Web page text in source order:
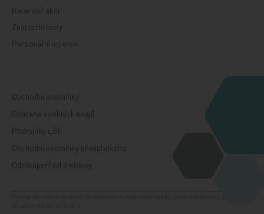
Kalendář akcí
Znalostní testy
Personální inzerce
Obchodní podmínky
Ochrana osobních údajů
Podmínky užití
Obchodní podmínky předplatného
Odstoupení od smlouvy